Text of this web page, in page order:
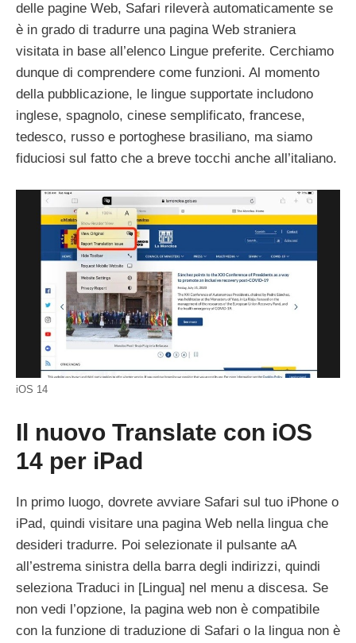
delle pagine Web, Safari rileverà automaticamente se
è in grado di tradurre una pagina Web straniera
visitata in base all’elenco Lingue preferite. Cerchiamo
dunque di comprendere come funzioni. Al momento
della pubblicazione, le lingue supportate includono
inglese, spagnolo, cinese semplificato, francese,
tedesco, russo e portoghese brasiliano, ma siamo
fiduciosi sul fatto che a breve tocchi anche all’italiano.
iOS 14
Il nuovo Translate con iOS
14 per iPad
In primo luogo, dovrete avviare Safari sul tuo iPhone o
iPad, quindi visitare una pagina Web nella lingua che
desideri tradurre. Poi selezionate il pulsante aA
all’estrema sinistra della barra degli indirizzi, quindi
seleziona Traduci in [Lingua] nel menu a discesa. Se
non vedi l’opzione, la pagina web non è compatibile
con la funzione di traduzione di Safari o la lingua non è